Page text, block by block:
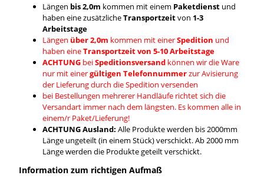
Längen bis 2,0m kommen mit einem Paketdienstund
haben eine zusätzlicheTransportzeitvon 1-3
Arbeitstage
Längen über 2,0m kommen mit einerSpedition und
haben eineTransportzeit von 5-10 Arbeitstage
ACHTUNGbeiSpeditionsversandkönnen wir die Ware
nur mit einergültigen Telefonnummerzur Avisierung
der Lieferung durch die Spedition versenden
bei Bestellungen mehrerer Handläufe richtet sich die
Versandart immer nach dem längsten. Es kommen alle in
einem/r Paket/Lieferung!
ACHTUNG Ausland: Alle Produkte werden bis 2000mm
Länge ungeteilt (in einem Stück) verschickt. Ab 2000 mm
Länge werden die Produkte geteilt verschickt.
Information zum richtigen Aufmaß